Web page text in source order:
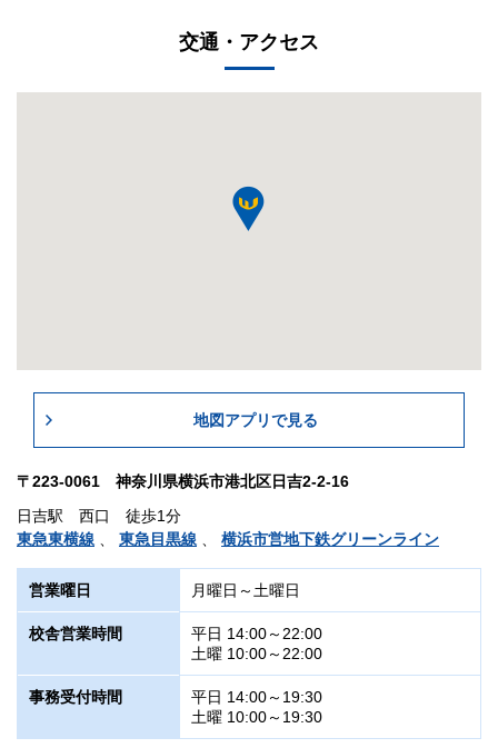
交通・アクセス
地図アプリで見る
〒223-0061 神奈川県横浜市港北区日吉2-2-16
日吉駅 西口 徒歩1分
東急東横線
東急目黒線 横浜市営地下鉄グリーンライン
営業曜日 月曜日～土曜日
校舎営業時間
平日 14:00～22:00
土曜 10:00～22:00
事務受付時間
平日 14:00～19:30
土曜 10:00～19:30